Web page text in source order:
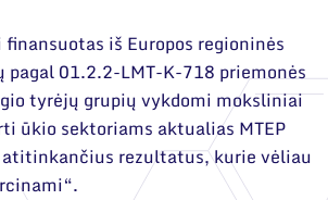
iš Europos regioninės
pagal 01.2.2-LMT-K-718 priemonės
tyrėjų grupių vykdomi moksliniai
ūkio sektoriams aktualias MTEP
rezultatus, kurie vėliau